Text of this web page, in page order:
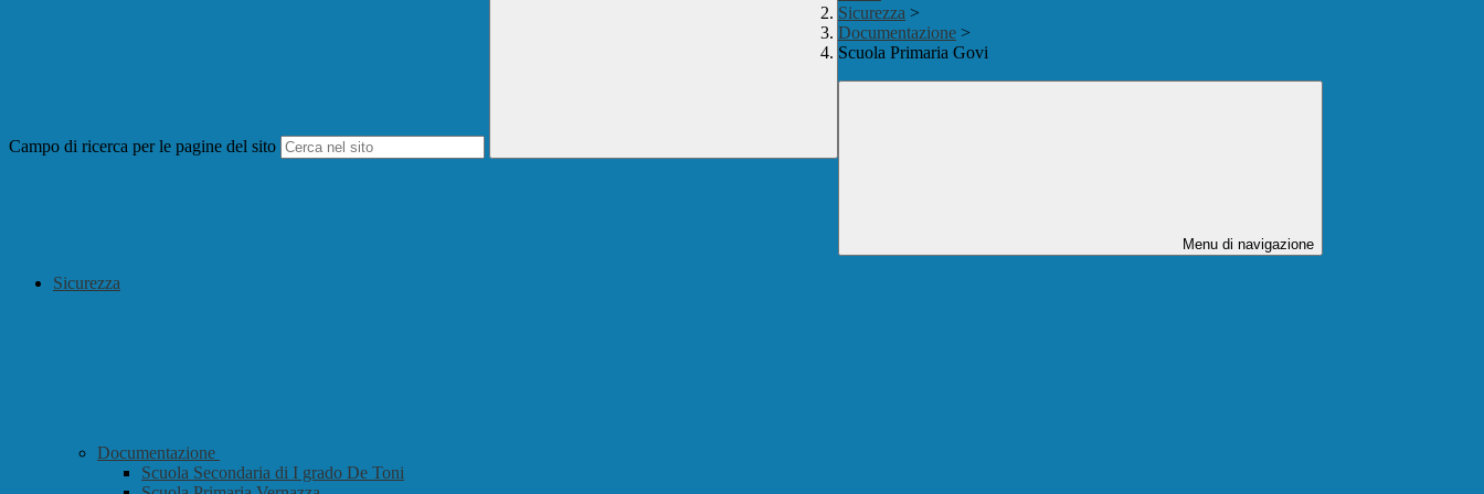
Campo di ricerca per le pagine del sito
Sicurezza >
Documentazione >
Scuola Primaria Govi
Menu di navigazione
Sicurezza
Documentazione
Scuola Secondaria di I grado De Toni